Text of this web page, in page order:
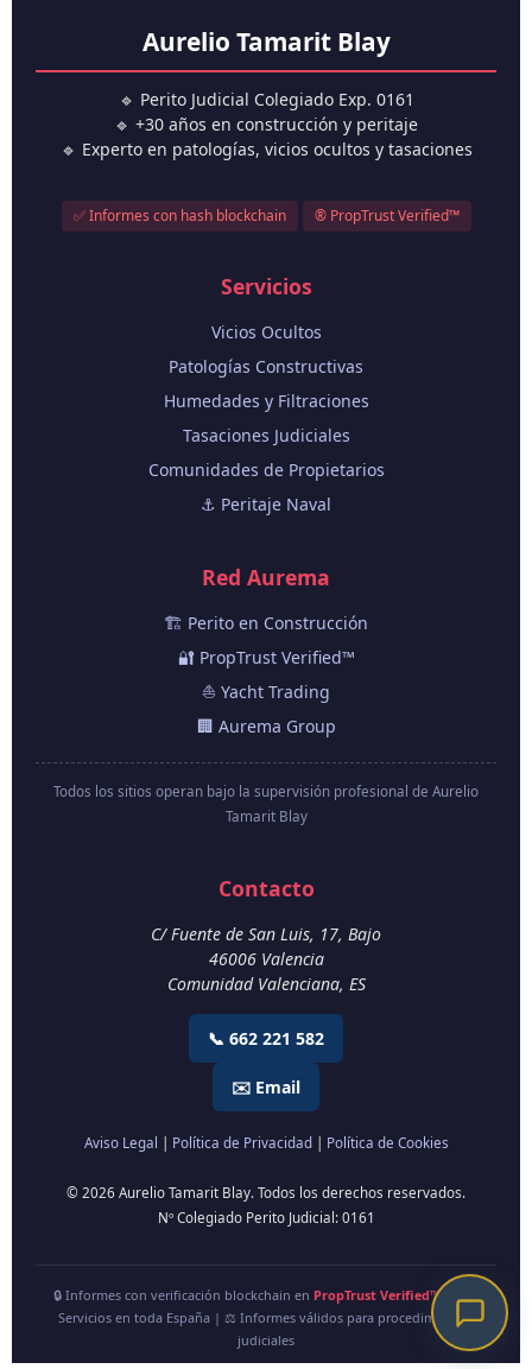
Aurelio Tamarit Blay
🔹 Perito Judicial Colegiado Exp. 0161
🔹 +30 años en construcción y peritaje
🔹 Experto en patologías, vicios ocultos y tasaciones
✅ Informes con hash blockchain ® PropTrust Verified™
Servicios
Vicios Ocultos
Patologías Constructivas
Humedades y Filtraciones
Tasaciones Judiciales
Comunidades de Propietarios
⚓ Peritaje Naval
Red Aurema
🏗️ Perito en Construcción
🔐 PropTrust Verified™
⛵ Yacht Trading
🏢 Aurema Group
Todos los sitios operan bajo la supervisión profesional de Aurelio
Tamarit Blay
Contacto
C/ Fuente de San Luis, 17, Bajo
46006 Valencia
Comunidad Valenciana, ES
📞 662 221 582
✉️ Email
Aviso Legal Política de Privacidad Política de Cookies
© 2026 Aurelio Tamarit Blay. Todos los derechos reservados.
Nº Colegiado Perito Judicial: 0161
🔒 Informes con verificación blockchain en PropTrust Verified™| 🇪🇸
Servicios en toda España | ⚖️ Informes válidos para procedimientos
judiciales